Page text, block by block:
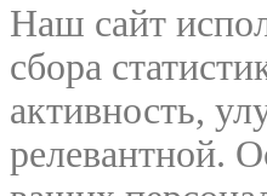
Наш сайт
сбора
активность,
релевантной.